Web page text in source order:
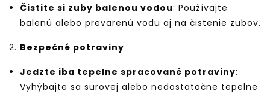
Čistite si zuby balenou vodou: Používajte
balenú alebo prevarenú vodu aj na čistenie zubov.
Bezpečné potraviny
Jedzte iba tepelne spracované potraviny:
Vyhýbajte sa surovej alebo nedostatočne tepelne